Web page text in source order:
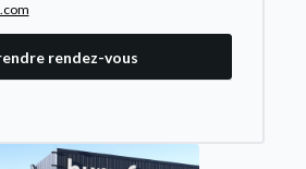
rendez-vous